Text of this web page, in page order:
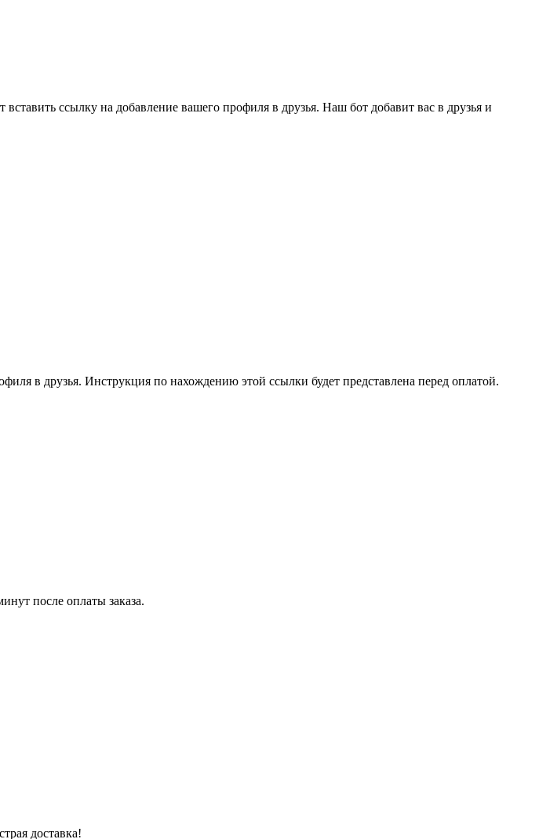
ссылку на добавление вашего профиля в друзья. Наш бот добавит вас в друзья и
в друзья. Инструкция по нахождению этой ссылки будет представлена перед оплатой.
после оплаты заказа.
доставка!